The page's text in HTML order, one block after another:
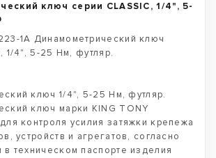
ключ серии CLASSIC, 1/4", 5-
1A Динамометрический ключ
1/4", 5-25 Нм, футляр.
ключ 1/4", 5-25 Нм, футляр.
ключ марки KING TONY
контроля усилия затяжки крепежа
устройств и агрегатов, согласно
в техническом паспорте изделия